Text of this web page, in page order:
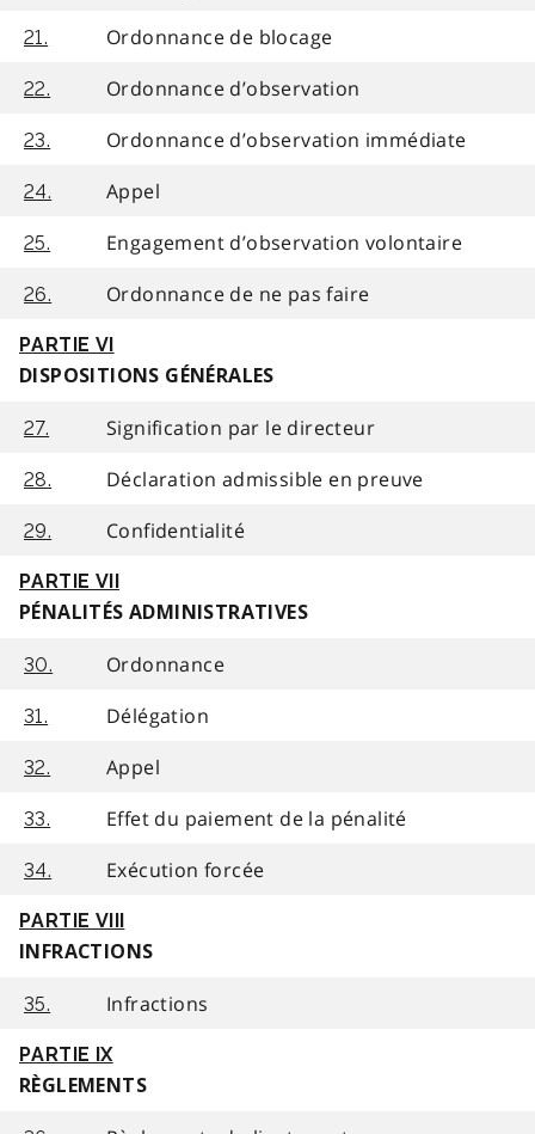
21. Ordonnance de blocage
22. Ordonnance d’observation
23. Ordonnance d’observation immédiate
24. Appel
25. Engagement d’observation volontaire
26. Ordonnance de ne pas faire
PARTIE VI
DISPOSITIONS GÉNÉRALES
27. Signification par le directeur
28. Déclaration admissible en preuve
29. Confidentialité
PARTIE VII
PÉNALITÉS ADMINISTRATIVES
30. Ordonnance
31. Délégation
32. Appel
33. Effet du paiement de la pénalité
34. Exécution forcée
PARTIE VIII
INFRACTIONS
35. Infractions
PARTIE IX
RÈGLEMENTS